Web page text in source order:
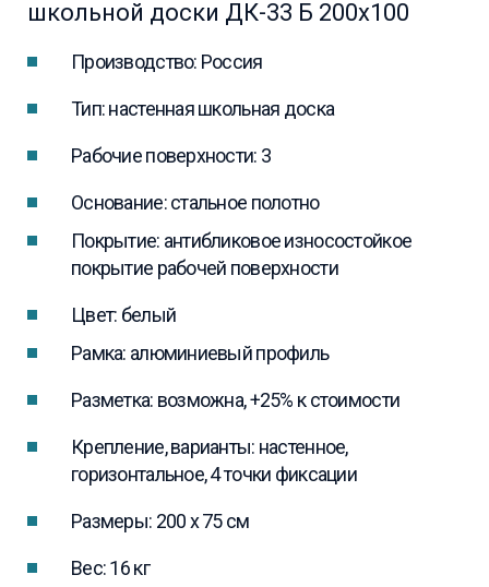
школьной доски ДК-33 Б 200х100
Производство: Россия
Тип: настенная школьная доска
Рабочие поверхности: 3
Основание: стальное полотно
Покрытие: антибликовое износостойкое
покрытие рабочей поверхности
Цвет: белый
Рамка: алюминиевый профиль
Разметка: возможна, +25% к стоимости
Крепление, варианты: настенное,
горизонтальное, 4 точки фиксации
Размеры: 200 x 75 см
Вес: 16 кг